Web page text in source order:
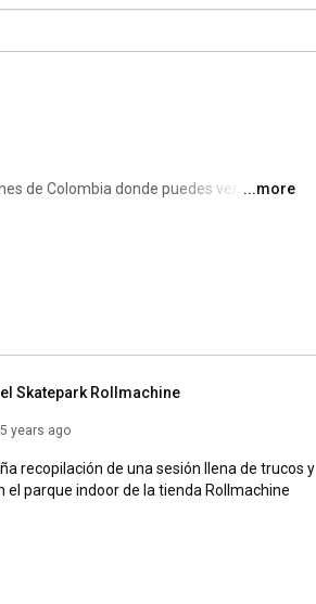
de Colombia donde puedes ver
y accesorios todo relacionado
pagar con tarjeta de crédito a
...more
Skatepark Rollmachine
5 years ago
recopilación de una sesión llena de trucos y
el parque indoor de la tienda Rollmachine